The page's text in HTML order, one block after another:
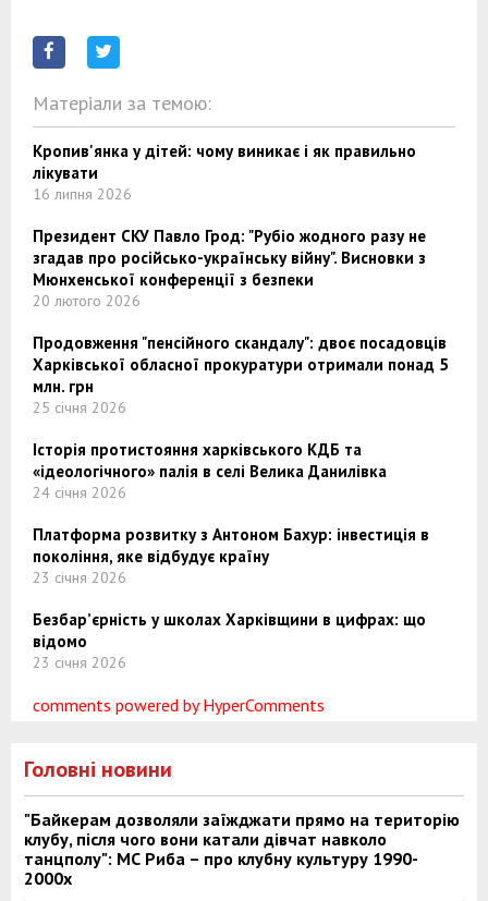
Матеріали за темою:
Кропив'янка у дітей: чому виникає і як правильно
лікувати
16 липня 2026
Президент СКУ Павло Грод: "Рубіо жодного разу не
згадав про російсько-українську війну". Висновки з
Мюнхенської конференції з безпеки
20 лютого 2026
Продовження "пенсійного скандалу": двоє посадовців
Харківської обласної прокуратури отримали понад 5
млн. грн
25 січня 2026
Історія протистояння харківського КДБ та
«ідеологічного» палія в селі Велика Данилівка
24 січня 2026
Платформа розвитку з Антоном Бахур: інвестиція в
покоління, яке відбудує країну
23 січня 2026
Безбар’єрність у школах Харківщини в цифрах: що
відомо
23 січня 2026
comments powered by HyperComments
Головні новини
"Байкерам дозволяли заїжджати прямо на територію
клубу, після чого вони катали дівчат навколо
танцполу": МС Риба – про клубну культуру 1990-
2000х